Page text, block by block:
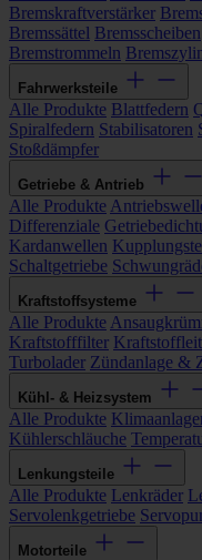
Bremskraftverstärker
Bremssättel Bremsscheiben
Bremstrommeln
Fahrwerksteile
Alle Produkte Blattfedern
Spiralfedern Stabilisatoren
Stoßdämpfer
Getriebe & Antrieb
Alle Produkte
Differenziale
Kardanwellen
Schaltgetriebe
Kraftstoffsysteme
Alle Produkte
Kraftstofffilter
Turbolader Zündanlage &
Kühl- & Heizsystem
Alle Produkte
Kühlerschläuche
Lenkungsteile
Alle Produkte Lenkräder
Servolenkgetriebe
Motorteile